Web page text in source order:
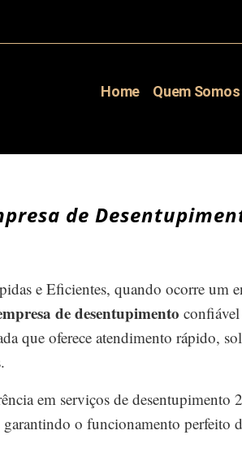
Home Quem Somos
de
e Eficientes, quando ocorre um
de desentupimento
que oferece atendimento rápido,
em serviços de
o funcionamento perfeito